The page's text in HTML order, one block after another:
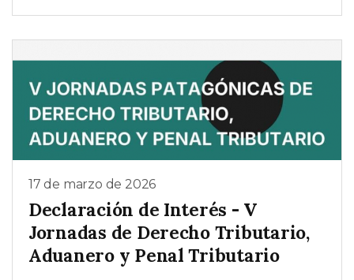
17 de marzo de 2026
Declaración de Interés - V
Jornadas de Derecho Tributario,
Aduanero y Penal Tributario